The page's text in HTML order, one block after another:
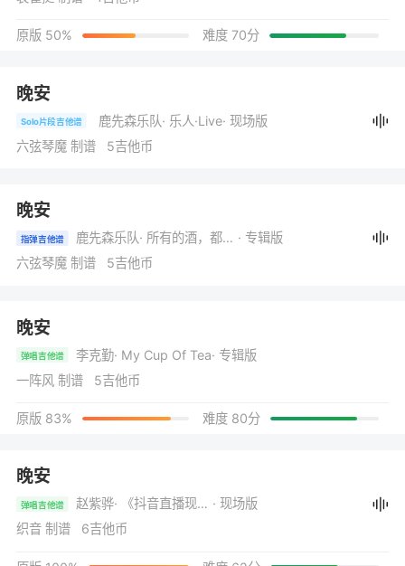
原版 50% 难度 70分
晚安
Solo片段吉他谱 鹿先森乐队· 乐人·Live· 现场版
六弦琴魔 制谱 5吉他币
晚安
指弹吉他谱 鹿先森乐队 · 所有的酒，都不如你 · 专辑版
六弦琴魔 制谱 5吉他币
晚安
弹唱吉他谱 李克勤· My Cup Of Tea· 专辑版
一阵风 制谱 5吉他币
原版 83% 难度 80分
晚安
弹唱吉他谱 赵紫骅 · 《抖音直播现场版》 · 现场版
织音 制谱 6吉他币